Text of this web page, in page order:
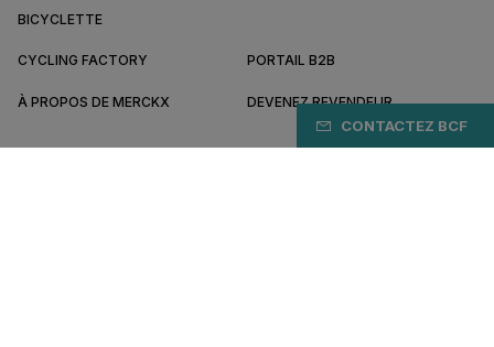
CONTACTEZ BCF
BICYCLETTE
CYCLING FACTORY PORTAIL B2B
À PROPOS DE MERCKX DEVENEZ REVENDEUR